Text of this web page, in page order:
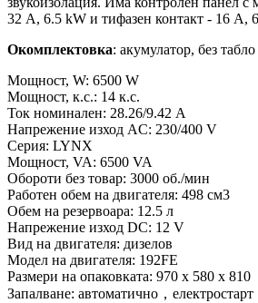
32 А, 6.5 kW и тифазен контакт - 16 А,
Окомплектовка: акумулатор, без
Мощност, W: 6500 W
Мощност, к.с.: 14 к.с.
Ток номинален: 28.26/9.42 A
Напрежение изход AC: 230/400 V
Серия: LYNX
Мощност, VA: 6500 VA
Обороти без товар: 3000 об./мин
Работен обем на двигателя: 498 см3
Обем на резервоара: 12.5 л
Напрежение изход DC: 12 V
Вид на двигателя: дизелов
Модел на двигателя: 192FE
Размери на опаковката: 970 x 580 x 810
Запалване: автоматично，електростарт